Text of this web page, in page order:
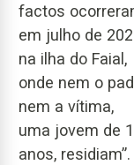
factos
em julho de
na ilha do Faial,
onde nem o
nem a vítima,
uma jovem de
anos, residiam”.